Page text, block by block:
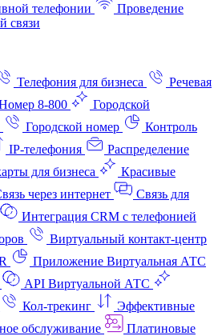
телефонии
Проведение
связи
Телефония для бизнеса
Речевая
8-800
Городской
Городской номер
Контроль
IP-телефония
Распределение
для бизнеса
Красивые
через интернет
Связь для
Интеграция CRM с телефонией
Виртуальный контакт‑центр
Приложение Виртуальная АТС
API Виртуальной АТС
Кол-трекинг
Эффективные
обслуживание
Платиновые